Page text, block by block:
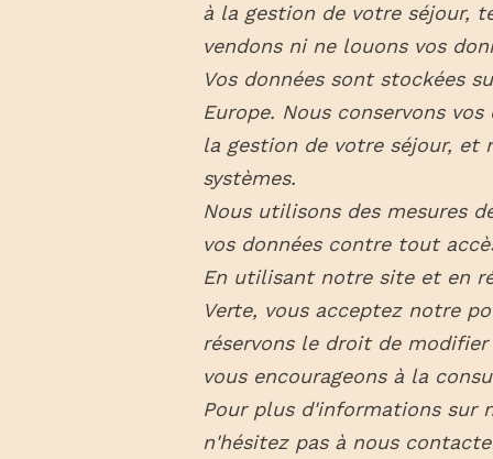
à la gestion de votre séjour,
vendons ni ne louons vos
Vos données sont stockées
Europe. Nous conservons
la gestion de votre séjour, et
systèmes.
Nous utilisons des mesures
vos données contre tout
En utilisant notre site et en
Verte, vous acceptez notre
réservons le droit de
vous encourageons à la
Pour plus d'informations sur
n'hésitez pas à nous